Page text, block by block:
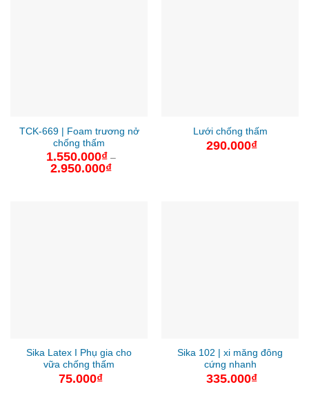
TCK-669 | Foam trương nở
chống thấm
1.550.000₫ –
2.950.000₫Khoảng
Lưới chống thấm
290.000₫
Sika Latex I Phụ gia cho
vữa chống thấm
75.000₫
Sika 102 | xi măng đông
cứng nhanh
335.000₫